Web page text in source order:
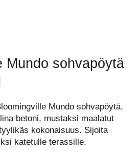
Mundo sohvapöytä
Mundo sohvapöytä.
betoni, mustaksi maalatut
kokonaisuus. Sijoita
katetulle terassille.